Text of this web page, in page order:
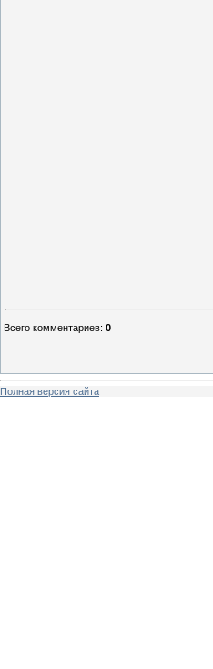
Всего комментариев: 0
Полная версия сайта